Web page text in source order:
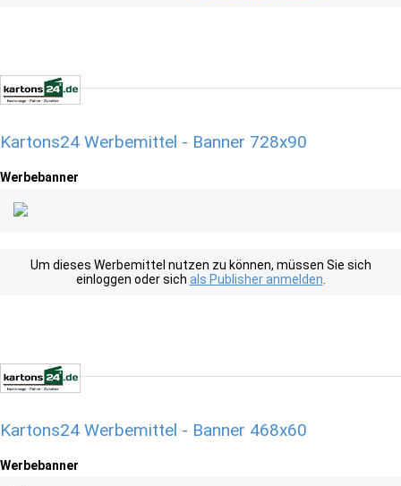
Kartons24 Werbemittel - Banner 728x90
Werbebanner
Um dieses Werbemittel nutzen zu können, müssen Sie sich
einloggen oder sich als Publisher anmelden
Kartons24 Werbemittel - Banner 468x60
Werbebanner